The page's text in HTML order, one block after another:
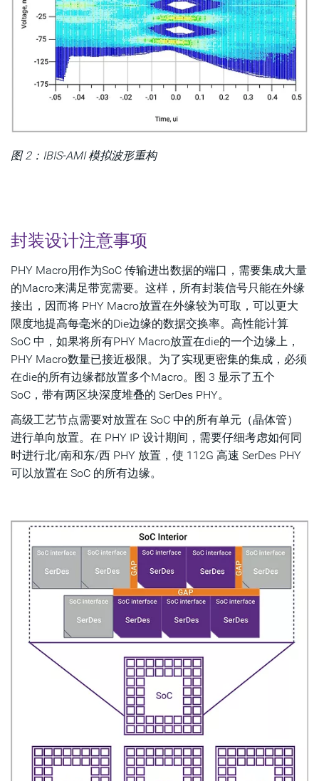
图 2：IBIS-AMI 模拟波形重构
封装设计注意事项
PHY Macro用作为SoC 传输进出数据的端口，需要集成大量
的Macro来满足带宽需要。这样，所有封装信号只能在外缘
接出，因而将 PHY Macro放置在外缘较为可取，可以更大
限度地提高每毫米的Die边缘的数据交换率。高性能计算
SoC 中，如果将所有PHY Macro放置在die的一个边缘上，
PHY Macro数量已接近极限。为了实现更密集的集成，必须
在die的所有边缘都放置多个Macro。图 3 显示了五个
SoC，带有两区块深度堆叠的 SerDes PHY。
高级工艺节点需要对放置在 SoC 中的所有单元（晶体管）
进行单向放置。在 PHY IP 设计期间，需要仔细考虑如何同
时进行北/南和东/西 PHY 放置，使 112G 高速 SerDes PHY
可以放置在 SoC 的所有边缘。